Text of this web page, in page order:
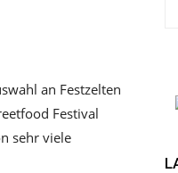
an Festzelten
Festival
sehr viele